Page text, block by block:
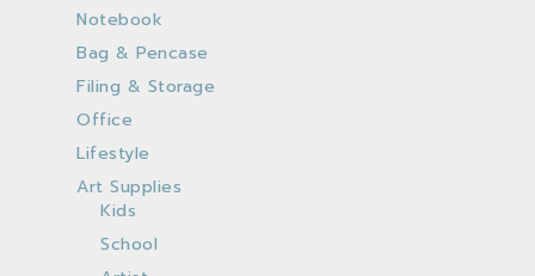
Notebook
Bag & Pencase
Filing & Storage
Office
Lifestyle
Art Supplies
Kids
School